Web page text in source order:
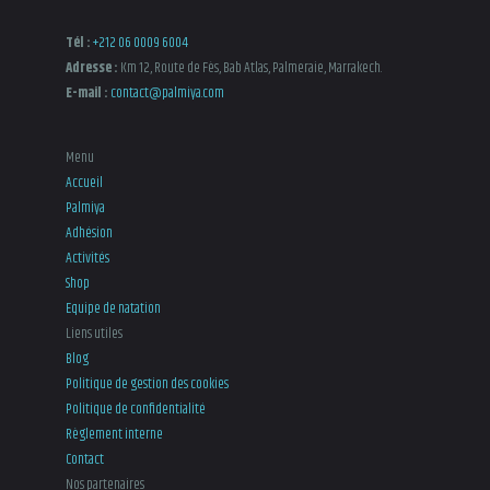
Tél :+212 06 0009 6004
Adresse : Km 12, Route de Fès, Bab Atlas, Palmeraie, Marrakech.
E-mail : contact@palmiya.com
Menu
Accueil
Palmiya
Adhésion
Activités
Shop
Equipe de natation
Liens utiles
Blog
Politique de gestion des cookies
Politique de confidentialité
Règlement interne
Contact
Nos partenaires